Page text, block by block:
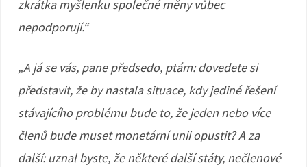
zkrátka myšlenku společné měny vůbec
nepodporují.“
„A já se vás, pane předsedo, ptám: dovedete si
představit, že by nastala situace, kdy jediné řešení
stávajícího problému bude to, že jeden nebo více
členů bude muset monetární unii opustit? A za
další: uznal byste, že některé další státy, nečlenové